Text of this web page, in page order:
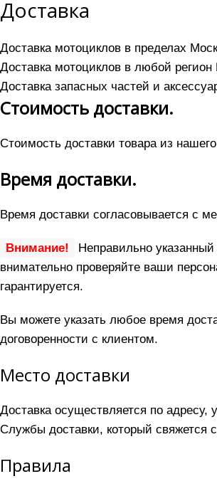
Доставка
Доставка мотоциклов в пределах
Доставка мотоциклов в любой
Доставка запасных частей и
Стоимость доставки.
Стоимость доставки товара из
Время доставки.
Время доставки согласовывается с
Внимание!
Неправильно
внимательно проверяйте ваши
гарантируется.
Вы можете указать любое время
договоренности с клиентом.
Место доставки
Доставка осуществляется по
Службы доставки, который свяжется
Правила